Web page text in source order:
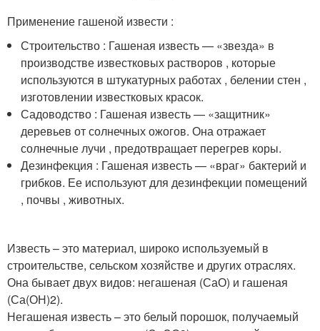
Применение гашеной извести :
Строительство : Гашеная известь — «звезда» в
производстве известковых растворов , которые
используются в штукатурных работах , белении стен ,
изготовлении известковых красок.
Садоводство : Гашеная известь — «защитник»
деревьев от солнечных ожогов. Она отражает
солнечные лучи , предотвращает перегрев коры.
Дезинфекция : Гашеная известь — «враг» бактерий и
грибков. Ее используют для дезинфекции помещений
, почвы , животных.
Известь – это материал, широко используемый в
строительстве, сельском хозяйстве и других отраслях.
Она бывает двух видов: негашеная (СаО) и гашеная
(Са(ОН)2).
Негашеная известь – это белый порошок, получаемый